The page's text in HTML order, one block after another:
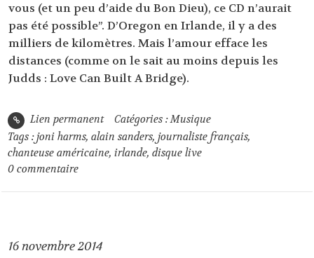
vous (et un peu d’aide du Bon Dieu), ce CD n’aurait
pas été possible”. D’Oregon en Irlande, il y a des
milliers de kilomètres. Mais l’amour efface les
distances (comme on le sait au moins depuis les
Judds : Love Can Built A Bridge).
Lien permanent Catégories :Musique
Tags :joni harms,alain sanders,journaliste français,
chanteuse américaine,irlande,disque live
0 commentaire
16novembre 2014